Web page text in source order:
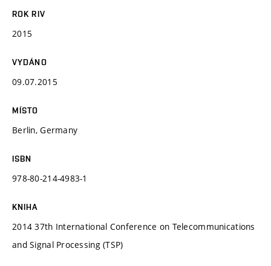
ROK RIV
2015
VYDÁNO
09.07.2015
MÍSTO
Berlin, Germany
ISBN
978-80-214-4983-1
KNIHA
2014 37th International Conference on Telecommunications
and Signal Processing (TSP)